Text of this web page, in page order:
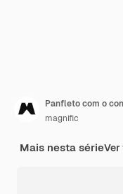
Panfleto com o
magnific
Mais nesta sérieVer